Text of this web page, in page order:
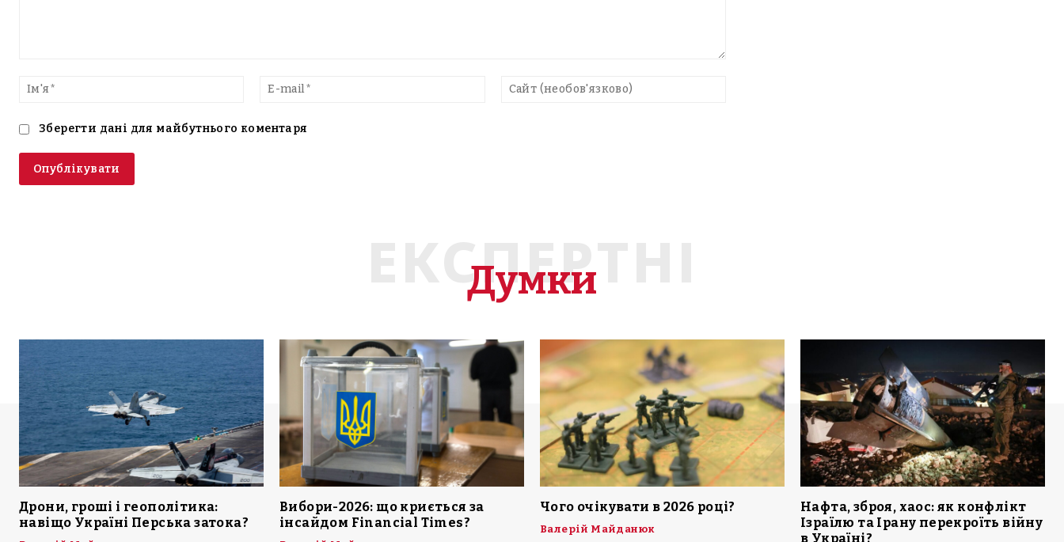
текст
Ім'я*
Зберегти дані для майбутнього коментаря
ЕКСПЕРТНІ
Думки
Дрони, гроші і геополітика:
навіщо Україні Перська затока?
Вибори-2026: що криється за
інсайдом Financial Times?
Чого очікувати в 2026 році?
Валерій Майданюк
Нафта, зброя, хаос: як конфлікт
Ізраїлю та Ірану перекроїть війну
в Україні?